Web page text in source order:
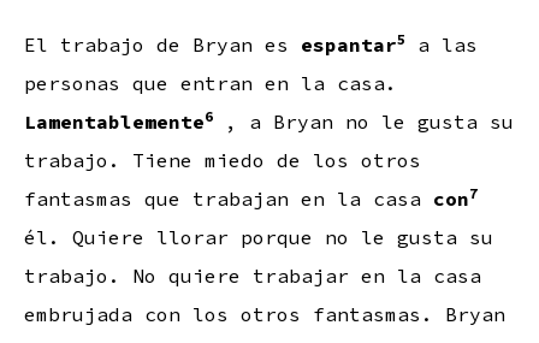
El trabajo de Bryan es espantar5
a las
personas que entran en la casa.
Lamentablemente6
, a Bryan no le gusta su
trabajo. Tiene miedo de los otros
fantasmas que trabajan en la casa con7
él. Quiere llorar porque no le gusta su
trabajo. No quiere trabajar en la casa
embrujada con los otros fantasmas. Bryan